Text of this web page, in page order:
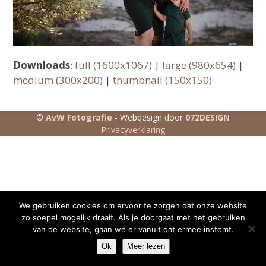
Downloads:full (1600x1067) | large (980x654) |
medium (300x200) |thumbnail (150x150)
© AvW Fotografie - Webdesign door 072DESIGN
Privacyverklaring
We gebruiken cookies om ervoor te zorgen dat onze website
zo soepel mogelijk draait. Als je doorgaat met het gebruiken
van de website, gaan we er vanuit dat ermee instemt.
Ok Meer lezen